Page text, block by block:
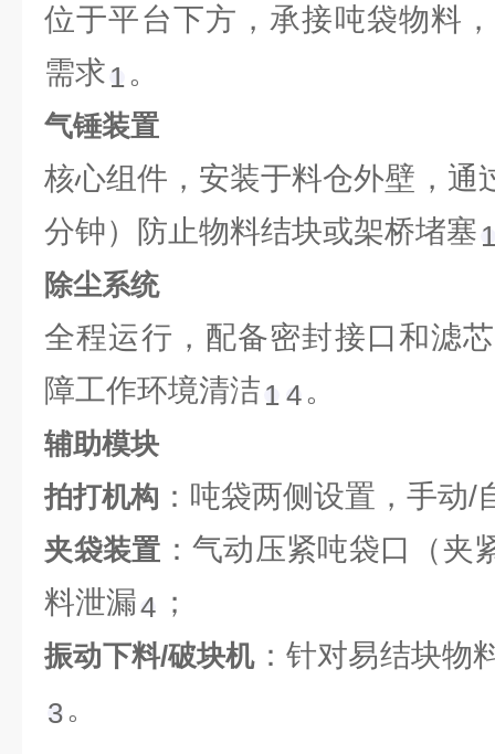
位于平台下方，承接吨袋物料
需求‌ 1 。
气锤装置
核心组件，安装于料仓外壁，通
分钟）防止物料结块或架桥堵塞‌ 1
除尘系统
全程运行，配备密封接口和滤
障工作环境清洁‌ 1 4 。
辅助模块
拍打机构 ：吨袋两侧设置，手动/
夹袋装置 ：气动压紧吨袋口（夹
料泄漏‌4 ；
振动下料/破块机：针对易结块物
3 。